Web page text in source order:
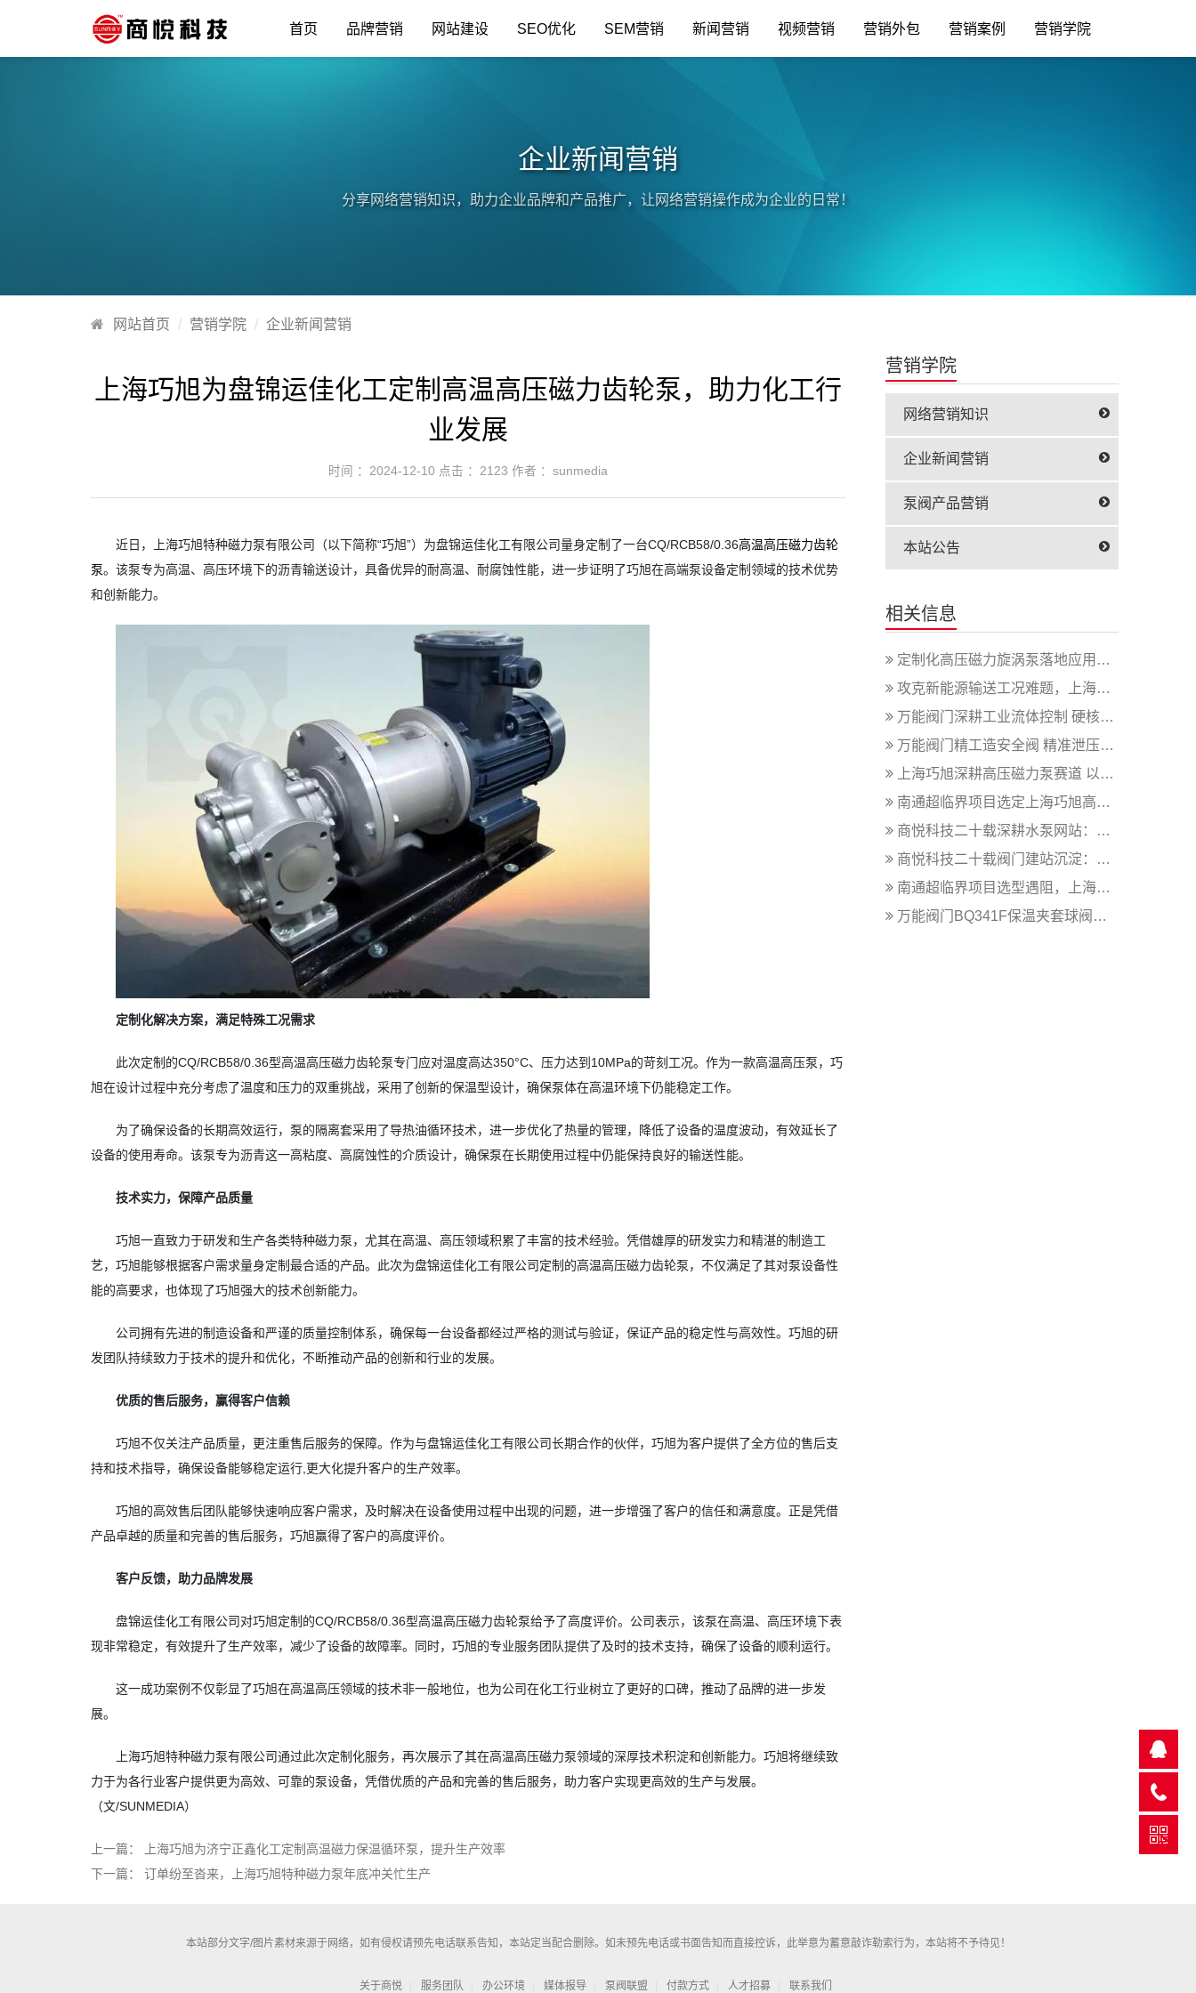
首页 品牌营销 网站建设 SEO优化 SEM营销 新闻营销 视频营销 营销外包 营销案例 营销学院
企业新闻营销
分享网络营销知识，助力企业品牌和产品推广，让网络营销操作成为企业的日常！
网站首页 营销学院 企业新闻营销
上海巧旭为盘锦运佳化工定制高温高压磁力齿轮泵，助力化工行
业发展
时间 ：2024-12-10 点击 ： 2123 作者 ：sunmedia
近日，上海巧旭特种磁力泵有限公司（以下简称“巧旭”）为盘锦运佳化工有限公司量身定制了一台CQ/RCB58/0.36高温高压磁力齿轮
泵。该泵专为高温、高压环境下的沥青输送设计，具备优异的耐高温、耐腐蚀性能，进一步证明了巧旭在高端泵设备定制领域的技术优势
和创新能力。
定制化解决方案，满足特殊工况需求
此次定制的CQ/RCB58/0.36型高温高压磁力齿轮泵专门应对温度高达350°C、压力达到10MPa的苛刻工况。作为一款高温高压泵，巧
旭在设计过程中充分考虑了温度和压力的双重挑战，采用了创新的保温型设计，确保泵体在高温环境下仍能稳定工作。
为了确保设备的长期高效运行，泵的隔离套采用了导热油循环技术，进一步优化了热量的管理，降低了设备的温度波动，有效延长了
设备的使用寿命。该泵专为沥青这一高粘度、高腐蚀性的介质设计，确保泵在长期使用过程中仍能保持良好的输送性能。
技术实力，保障产品质量
巧旭一直致力于研发和生产各类特种磁力泵，尤其在高温、高压领域积累了丰富的技术经验。凭借雄厚的研发实力和精湛的制造工
艺，巧旭能够根据客户需求量身定制最合适的产品。此次为盘锦运佳化工有限公司定制的高温高压磁力齿轮泵，不仅满足了其对泵设备性
能的高要求，也体现了巧旭强大的技术创新能力。
公司拥有先进的制造设备和严谨的质量控制体系，确保每一台设备都经过严格的测试与验证，保证产品的稳定性与高效性。巧旭的研
发团队持续致力于技术的提升和优化，不断推动产品的创新和行业的发展。
优质的售后服务，赢得客户信赖
巧旭不仅关注产品质量，更注重售后服务的保障。作为与盘锦运佳化工有限公司长期合作的伙伴，巧旭为客户提供了全方位的售后支
持和技术指导，确保设备能够稳定运行,更大化提升客户的生产效率。
巧旭的高效售后团队能够快速响应客户需求，及时解决在设备使用过程中出现的问题，进一步增强了客户的信任和满意度。正是凭借
产品卓越的质量和完善的售后服务，巧旭赢得了客户的高度评价。
客户反馈，助力品牌发展
盘锦运佳化工有限公司对巧旭定制的CQ/RCB58/0.36型高温高压磁力齿轮泵给予了高度评价。公司表示，该泵在高温、高压环境下表
现非常稳定，有效提升了生产效率，减少了设备的故障率。同时，巧旭的专业服务团队提供了及时的技术支持，确保了设备的顺利运行。
这一成功案例不仅彰显了巧旭在高温高压领域的技术非一般地位，也为公司在化工行业树立了更好的口碑，推动了品牌的进一步发
展。
上海巧旭特种磁力泵有限公司通过此次定制化服务，再次展示了其在高温高压磁力泵领域的深厚技术积淀和创新能力。巧旭将继续致
力于为各行业客户提供更为高效、可靠的泵设备，凭借优质的产品和完善的售后服务，助力客户实现更高效的生产与发展。
（文/SUNMEDIA）
上一篇：
上海巧旭为济宁正鑫化工定制高温磁力保温循环泵，提升生产效率
下一篇： 订单纷至沓来，上海巧旭特种磁力泵年底冲关忙生产
营销学院
网络营销知识
企业新闻营销
泵阀产品营销
本站公告
相关信息
定制化高压磁力旋涡泵落地应用，彰显上...
攻克新能源输送工况难题，上海巧旭高压...
万能阀门深耕工业流体控制 硬核球阀适...
万能阀门精工造安全阀 精准泄压守护工...
上海巧旭深耕高压磁力泵赛道 以多元产...
南通超临界项目选定上海巧旭高压磁力泵...
商悦科技二十载深耕水泵网站：从产品数...
商悦科技二十载阀门建站沉淀：用客户案...
南通超临界项目选型遇阻，上海巧旭定制...
万能阀门BQ341F保温夹套球阀：破...
本站部分文字/图片素材来源于网络，如有侵权请预先电话联系告知，本站定当配合删除。如未预先电话或书面告知而直接控诉，此举意为蓄意敲诈勒索行为，本站将不予待见！
关于商悦 服务团队 办公环境 媒体报导 泵阀联盟 付款方式 人才招募 联系我们